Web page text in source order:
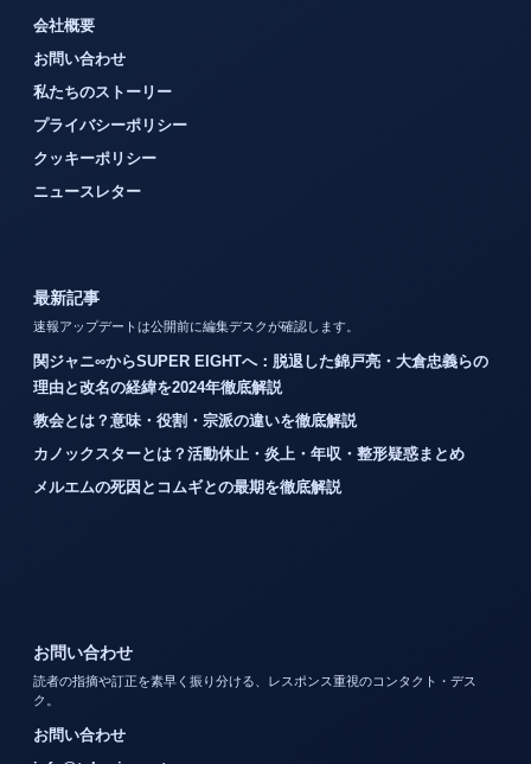
会社概要
お問い合わせ
私たちのストーリー
プライバシーポリシー
クッキーポリシー
ニュースレター
最新記事
速報アップデートは公開前に編集デスクが確認します。
関ジャニ∞からSUPER EIGHTへ：脱退した錦戸亮・大倉忠義らの
理由と改名の経緯を2024年徹底解説
教会とは？意味・役割・宗派の違いを徹底解説
カノックスターとは？活動休止・炎上・年収・整形疑惑まとめ
メルエムの死因とコムギとの最期を徹底解説
お問い合わせ
読者の指摘や訂正を素早く振り分ける、レスポンス重視のコンタクト・デス
ク。
お問い合わせ